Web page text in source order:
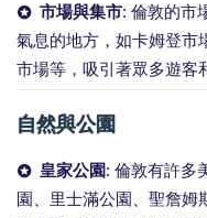
市場與集市: 倫敦的市
氣息的地方，如卡姆登市
市場等，吸引著眾多遊客
自然與公園
皇家公園: 倫敦有許多
園、里士滿公園、聖詹姆